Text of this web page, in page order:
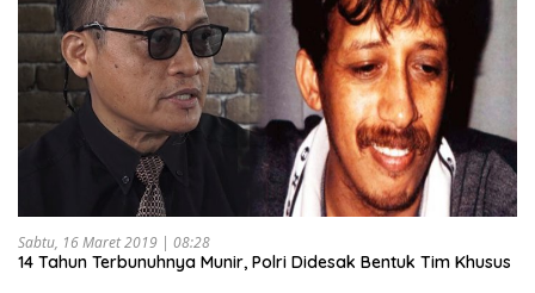
Sabtu, 16 Maret 2019 | 08:28
14 Tahun Terbunuhnya Munir, Polri Didesak Bentuk Tim Khusus